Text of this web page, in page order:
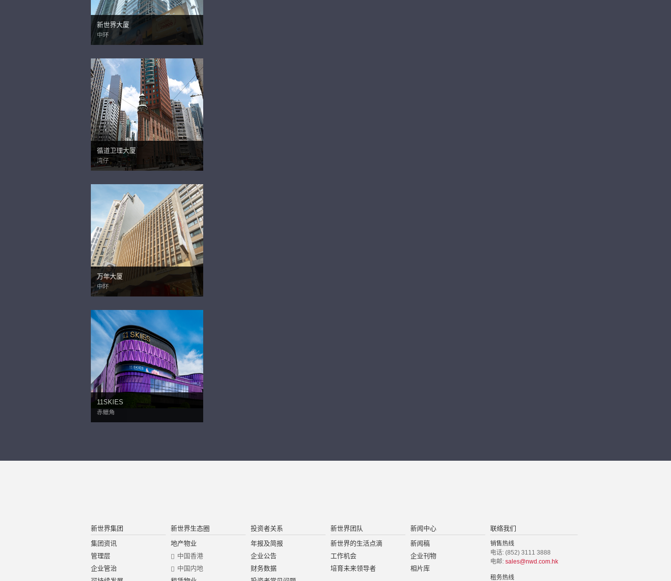
新世界大厦
中环
循道卫理大厦
湾仔
万年大厦
中环
11SKIES
赤鱲角
新世界集团
集团资讯
管理层
企业管治
新世界生态圈
地产物业
中国香港
中国内地
投资者关系
年报及简报
企业公告
财务数据
新世界团队
新世界的生活点滴
工作机会
培育未来领导者
新闻中心
新闻稿
企业刊物
相片库
联络我们
销售热线
电话: (852) 3111 3888
电邮: sales@nwd.com.hk
租务热线